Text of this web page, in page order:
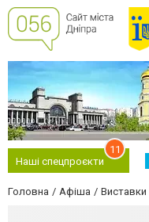
Наші спецпроєкти
11
Головна Афіша Виставки